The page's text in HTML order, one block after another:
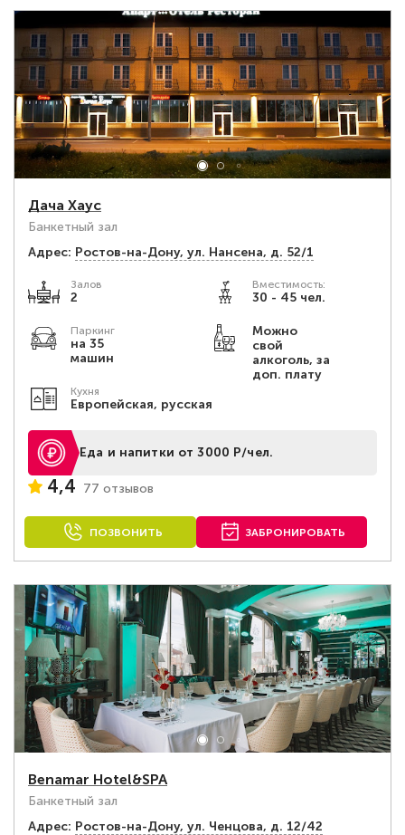
Дача Хаус
Банкетный зал
Адрес: Ростов-на-Дону, ул. Нансена, д. 52/1
Залов
2
Вместимость:
30 - 45 чел.
Паркинг
на 35
машин
Можно
свой
алкоголь, за
доп. плату
Кухня
Европейская, русская
Еда и напитки от 3000 Р/чел.
4,4 77 отзывов
ПОЗВОНИТЬ ЗАБРОНИРОВАТЬ
Benamar Hotel&SPA
Банкетный зал
Адрес: Ростов-на-Дону, ул. Ченцова, д. 12/42